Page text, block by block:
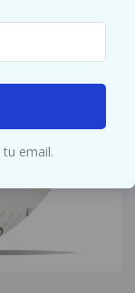
email.